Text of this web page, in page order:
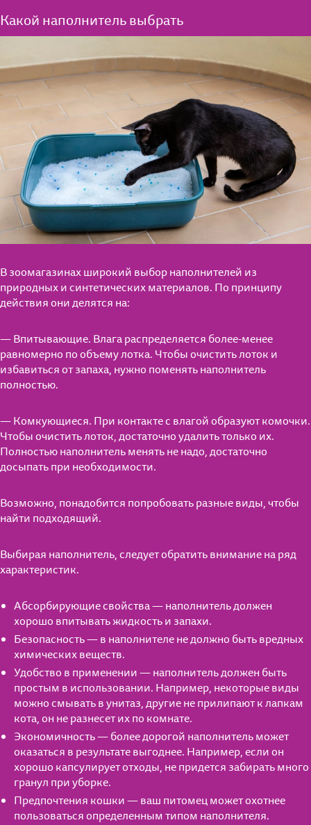
Какой наполнитель выбрать
В зоомагазинах широкий выбор наполнителей из
природных и синтетических материалов. По принципу
действия они делятся на:
— Впитывающие. Влага распределяется более-менее
равномерно по объему лотка. Чтобы очистить лоток и
избавиться от запаха, нужно поменять наполнитель
полностью.
— Комкующиеся. При контакте с влагой образуют комочки.
Чтобы очистить лоток, достаточно удалить только их.
Полностью наполнитель менять не надо, достаточно
досыпать при необходимости.
Возможно, понадобится попробовать разные виды, чтобы
найти подходящий.
Выбирая наполнитель, следует обратить внимание на ряд
характеристик.
Абсорбирующие свойства — наполнитель должен
хорошо впитывать жидкость и запахи.
Безопасность — в наполнителе не должно быть вредных
химических веществ.
Удобство в применении — наполнитель должен быть
простым в использовании. Например, некоторые виды
можно смывать в унитаз, другие не прилипают к лапкам
кота, он не разнесет их по комнате.
Экономичность — более дорогой наполнитель может
оказаться в результате выгоднее. Например, если он
хорошо капсулирует отходы, не придется забирать много
гранул при уборке.
Предпочтения кошки — ваш питомец может охотнее
пользоваться определенным типом наполнителя.